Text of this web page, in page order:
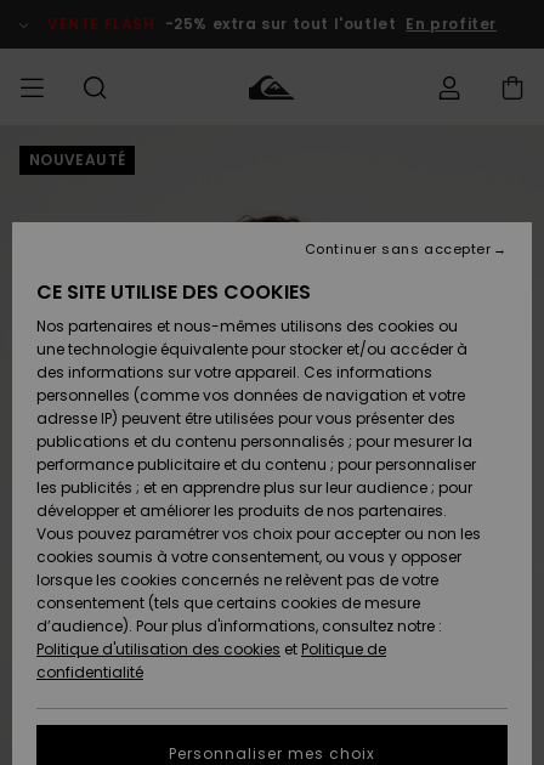
l'information
le
VENTE FLASH -25% extra sur tout l'outlet En profiter
HOMME
Accessoires
Chaussures
& Tongs
Surf
Snow
Nouveautés
A
Découvrir
Accessoires
Chaussures
& Tongs
Surf
Snow
Nouveautés
A
Découvrir
FEMME
Nouveautés
A
Découvrir
Snow
SURF
Enfant
Highlights
Communauté
SNOW
Homme
Snow
Shop
Enfant
Snow
Shop
Femme
A
Découvrir
Communauté
VENTE
FLASH
Enfant
Outlet
Femme
Préférences
Langue Et
Région
Nederlands
AIDE &
CONTACT
Retours
Paiement
Carte
Cadeau
Quiksilver
Freedom
Protection
des données
NOUVEAUTÉ
CE SITE UTILISE DES COOKIES
Nos partenaires et nous-mêmes utilisons des cookies ou
une technologie équivalente pour stocker et/ou accéder à
des informations sur votre appareil. Ces informations
personnelles (comme vos données de navigation et votre
adresse IP) peuvent être utilisées pour vous présenter des
publications et du contenu personnalisés ; pour mesurer la
performance publicitaire et du contenu ; pour personnaliser
les publicités ; et en apprendre plus sur leur audience ; pour
développer et améliorer les produits de nos partenaires.
Vous pouvez paramétrer vos choix pour accepter ou non les
cookies soumis à votre consentement, ou vous y opposer
lorsque les cookies concernés ne relèvent pas de votre
consentement (tels que certains cookies de mesure
d’audience). Pour plus d'informations, consultez notre :
Politique d'utilisation des cookies et Politique de
confidentialité
Personnaliser mes choix
Continuer sans accepter